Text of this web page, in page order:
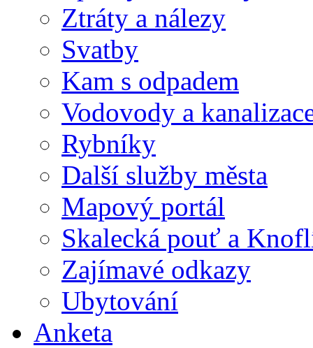
Ztráty a nálezy
Svatby
Kam s odpadem
Vodovody a
Rybníky
Další služby města
Mapový portál
Skalecká pouť a
Zajímavé odkazy
Ubytování
Anketa